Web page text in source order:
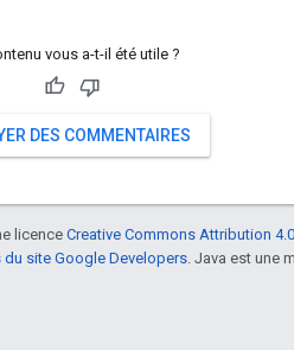
vous a-t-il été utile ?
DES COMMENTAIRES
licence Creative Commons Attribution 4.0
du site Google Developers. Java est une